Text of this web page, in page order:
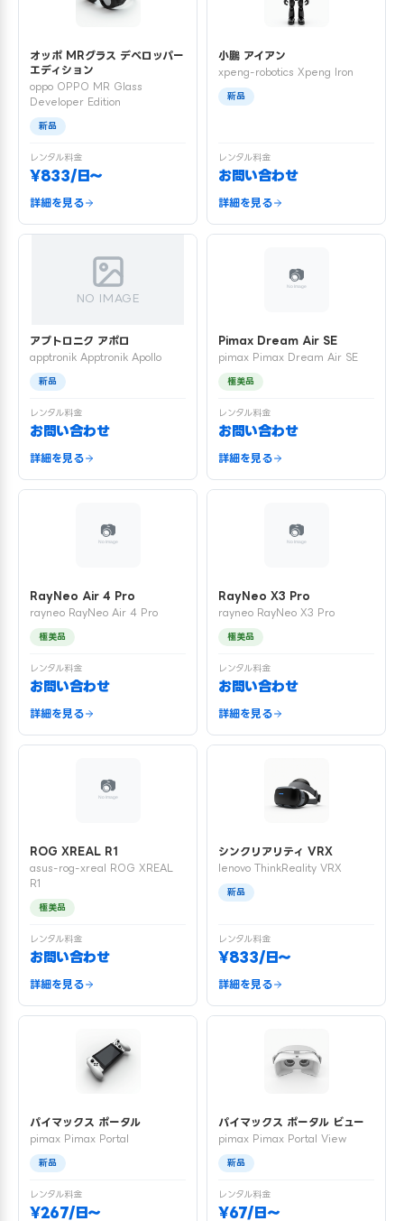
オッポ MRグラス デベロッパー
エディション
oppo OPPO MR Glass
Developer Edition
新品
レンタル料金
¥833/日〜
詳細を見る
小鵬 アイアン
xpeng-robotics Xpeng Iron
新品
レンタル料金
お問い合わせ
詳細を見る
NO IMAGE
アプトロニク アポロ
apptronik Apptronik Apollo
新品
レンタル料金
お問い合わせ
詳細を見る
Pimax Dream Air SE
pimax Pimax Dream Air SE
極美品
レンタル料金
お問い合わせ
詳細を見る
RayNeo Air 4 Pro
rayneo RayNeo Air 4 Pro
極美品
レンタル料金
お問い合わせ
詳細を見る
RayNeo X3 Pro
rayneo RayNeo X3 Pro
極美品
レンタル料金
お問い合わせ
詳細を見る
ROG XREAL R1
asus-rog-xreal ROG XREAL
R1
極美品
レンタル料金
お問い合わせ
詳細を見る
シンクリアリティ VRX
lenovo ThinkReality VRX
新品
レンタル料金
¥833/日〜
詳細を見る
パイマックス ポータル
pimax Pimax Portal
新品
レンタル料金
¥267/日〜
パイマックス ポータル ビュー
pimax Pimax Portal View
新品
レンタル料金
¥67/日〜